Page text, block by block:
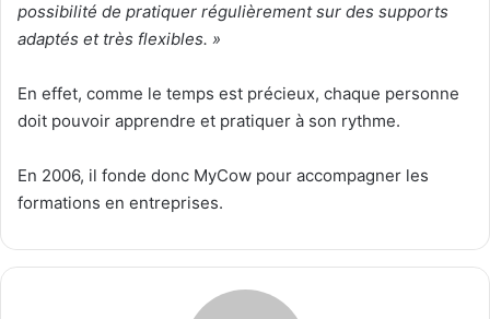
possibilité de pratiquer régulièrement sur des supports
adaptés et très flexibles. »
En effet, comme le temps est précieux, chaque personne
doit pouvoir apprendre et pratiquer à son rythme.
En 2006, il fonde donc MyCow pour accompagner les
formations en entreprises.